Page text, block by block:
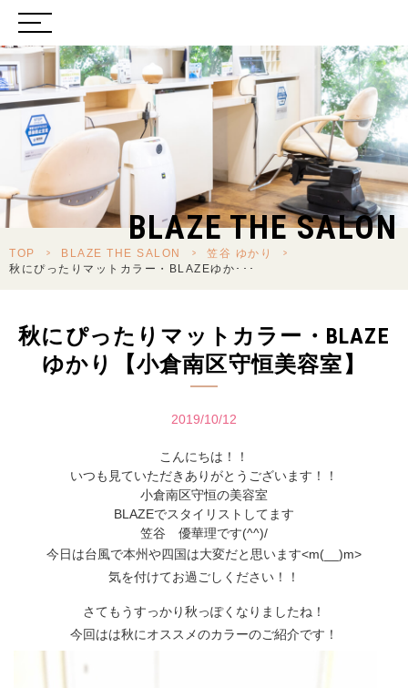
BLAZE THE SALON
TOP > BLAZE THE SALON > 笠谷 ゆかり
>
秋にぴったりマットカラー・BLAZEゆか･･･
秋にぴったりマットカラー・BLAZE
ゆかり【小倉南区守恒美容室】
2019/10/12
こんにちは！！
いつも見ていただきありがとうございます！！
小倉南区守恒の美容室
BLAZEでスタイリストしてます
笠谷 優華理です(^^)/
今日は台風で本州や四国は大変だと思います<m(__)m>
気を付けてお過ごしください！！
さてもうすっかり秋っぽくなりましたね！
今回はは秋にオススメのカラーのご紹介です！